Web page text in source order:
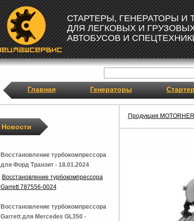
СТАРТЕРЫ, ГЕНЕРАТОРЫ
ДЛЯ ЛЕГКОВЫХ И
АВТОБУСОВ И
Главная Генераторы
Продукция
Новости
Восстановление турбокомпрессора
для Форд Транзит - 18.01.2024
Восстановление турбокомпрессора
Garrett 787556-0024
Восстановление турбокомпрессора
Garrett для Mercedes GL350 -